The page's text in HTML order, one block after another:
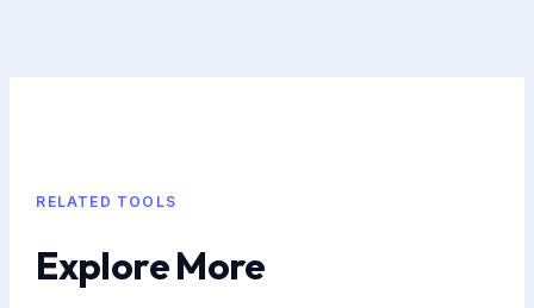
RELATED TOOLS
Explore More